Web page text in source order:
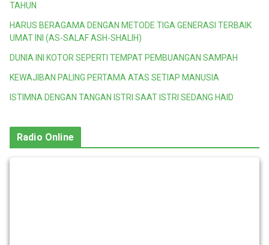
TAHUN
HARUS BERAGAMA DENGAN METODE TIGA GENERASI TERBAIK
UMAT INI (AS-SALAF ASH-SHALIH)
DUNIA INI KOTOR SEPERTI TEMPAT PEMBUANGAN SAMPAH
KEWAJIBAN PALING PERTAMA ATAS SETIAP MANUSIA
ISTIMNA DENGAN TANGAN ISTRI SAAT ISTRI SEDANG HAID
Radio Online